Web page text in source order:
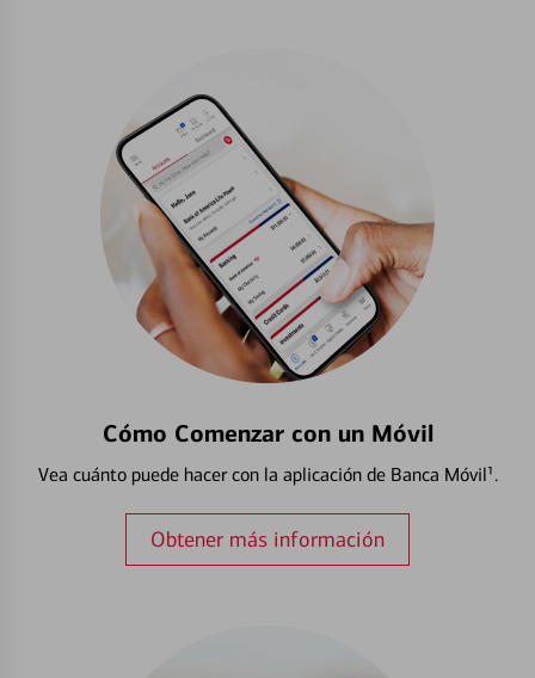
Cómo Comenzar con un Móvil
Vea cuánto puede hacer con la aplicación de Banca Móvil¹.
Obtener más información